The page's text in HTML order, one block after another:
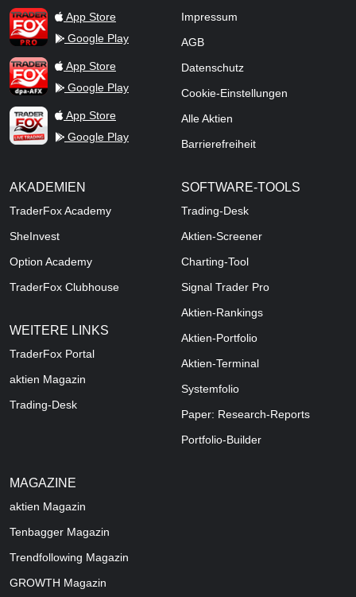
TraderFox ProApp Store
Google Play
TraderFox dpa-AFX ProFeed
App Store
Google Play
TraderFox Live Trading
App Store
Google Play
Impressum
AGB
Datenschutz
Cookie-Einstellungen
Alle Aktien
Barrierefreiheit
AKADEMIEN
TraderFox Academy
SheInvest
Option Academy
TraderFox Clubhouse
WEITERE LINKS
TraderFox Portal
aktien Magazin
Trading-Desk
SOFTWARE-TOOLS
Trading-Desk
Aktien-Screener
Charting-Tool
Signal Trader Pro
Aktien-Rankings
Aktien-Portfolio
Aktien-Terminal
Systemfolio
Paper: Research-Reports
Portfolio-Builder
MAGAZINE
aktien Magazin
Tenbagger Magazin
Trendfollowing Magazin
GROWTH Magazin